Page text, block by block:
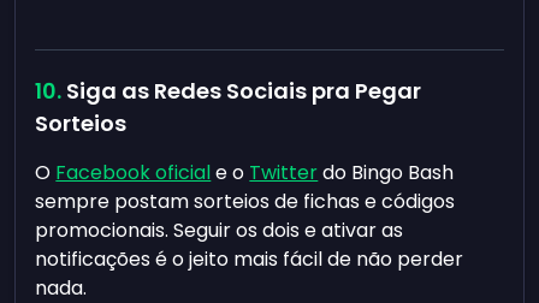
Siga as Redes Sociais pra Pegar
Sorteios
O Facebook oficiale o Twitterdo Bingo Bash
sempre postam sorteios de fichas e códigos
promocionais. Seguir os dois e ativar as
notificações é o jeito mais fácil de não perder
nada.